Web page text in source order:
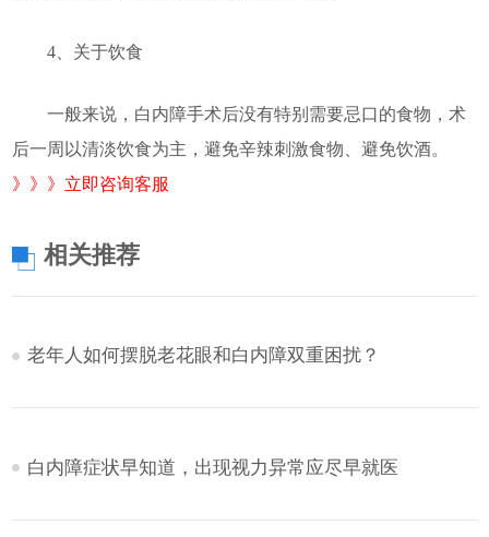
4、关于饮食
一般来说，白内障手术后没有特别需要忌口的食物，术
后一周以清淡饮食为主，避免辛辣刺激食物、避免饮酒。
》》》立即咨询客服
相关推荐
老年人如何摆脱老花眼和白内障双重困扰？
白内障症状早知道，出现视力异常应尽早就医